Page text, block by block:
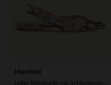
Manfield